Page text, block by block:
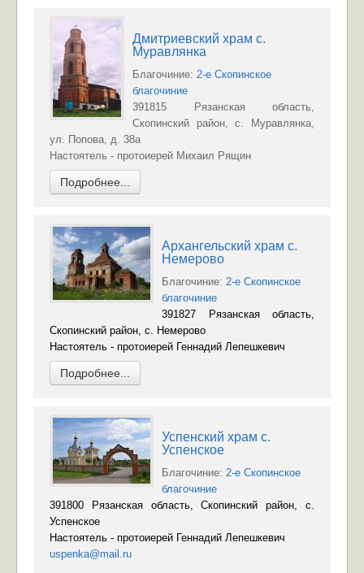
Дмитриевский храм с.
Муравлянка
Благочиние: 2-е Скопинское
благочиние
391815 Рязанская область,
Скопинский район, с. Муравлянка,
ул. Попова, д. 38а
Настоятель - протоиерей Михаил Рящин
Подробнее...
Архангельский храм с.
Немерово
Благочиние: 2-е Скопинское
благочиние
391827 Рязанская область,
Скопинский район, с. Немерово
Настоятель - протоиерей Геннадий Лепешкевич
Подробнее...
Успенский храм с.
Успенское
Благочиние: 2-е Скопинское
благочиние
391800 Рязанская область, Скопинский район, с.
Успенское
Настоятель - протоиерей Геннадий Лепешкевич
uspenka@mail.ru